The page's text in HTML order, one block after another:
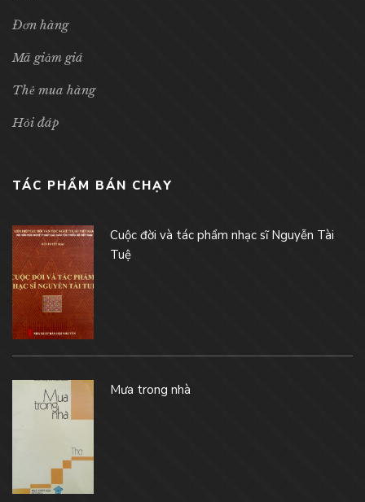
Đơn hàng
Mã giảm giá
Thẻ mua hàng
Hỏi đáp
TÁC PHẨM BÁN CHẠY
Cuộc đời và tác phẩm nhạc sĩ Nguyễn Tài
Tuệ
Mưa trong nhà